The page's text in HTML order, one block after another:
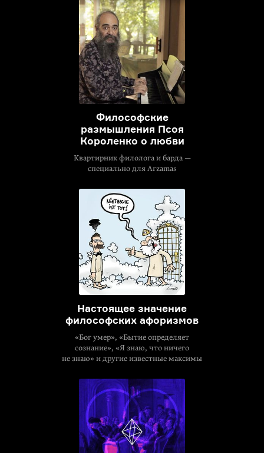
Философские
размышления Псоя
Короленко о любви
Квартирник филолога и барда —
специально для Arzamas
Настоящее значение
философских афоризмов
«Бог умер», «Бытие определяет
сознание», «Я знаю, что ничего
не знаю» и другие известные максимы